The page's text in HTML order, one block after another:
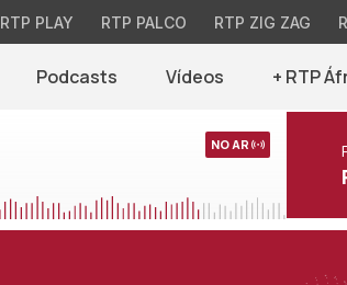
RTP PLAY RTP PALCO RTP ZIG ZAG
Podcasts Vídeos + RTP
NO AR